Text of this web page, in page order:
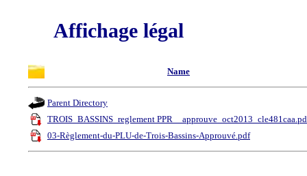
Affichage légal
Name
Parent Directory
TROIS_BASSINS_reglement
03-Règlement-du-PLU-de-Trois-Bassins-Approuvé.pdf